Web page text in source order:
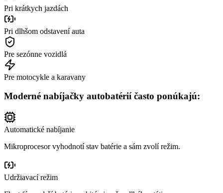
Pri krátkych jazdách
Pri dlhšom odstavení auta
Pre sezónne vozidlá
Pre motocykle a karavany
Moderné nabíjačky autobatérií často ponúkajú:
Automatické nabíjanie
Mikroprocesor vyhodnotí stav batérie a sám zvolí režim.
Udržiavací režim